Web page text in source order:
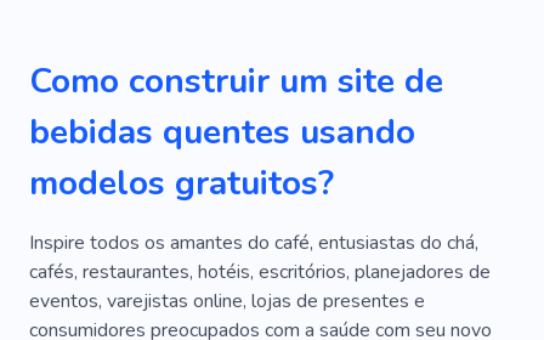
Café Da Manhã
Café Com Leite
Smoothie
Chá
Cultura Do Chá
Fazer Chá
Matchá
Degustação De Matcha
Bebendo Chá
Festa Do Chá
Queijo
Entradas
Cardápio Vegetariano
Como construir um site de
bebidas quentes usando
modelos gratuitos?
Inspire todos os amantes do café, entusiastas do chá,
cafés, restaurantes, hotéis, escritórios, planejadores de
eventos, varejistas online, lojas de presentes e
consumidores preocupados com a saúde com seu novo